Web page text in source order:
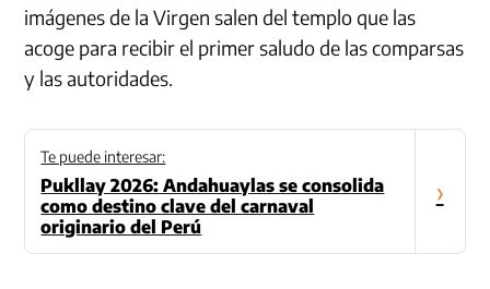
imágenes de la Virgen salen del templo que las
acoge para recibir el primer saludo de las comparsas
y las autoridades.
Te puede interesar:
Pukllay 2026: Andahuaylas se consolida
como destino clave del carnaval
originario del Perú
›